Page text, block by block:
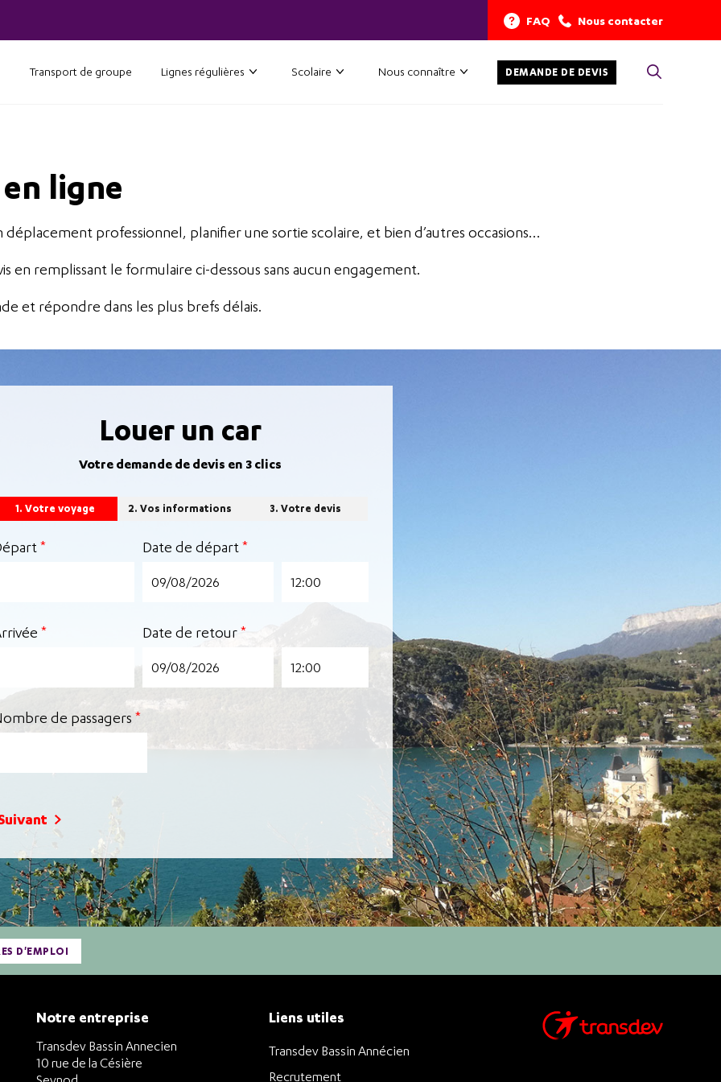
FAQ Nous contacter
Transport de groupe Lignes régulières Scolaire Nous connaître DEMANDE DE DEVIS
ligne
professionnel, planifier une sortie scolaire, et bien d’autres occasions…
en remplissant le formulaire ci-dessous sans aucun engagement.
et répondre dans les plus brefs délais.
Louer un car
Votre demande de devis en 3 clics
1. Votre voyage 2. Vos informations 3. Votre devis
* Date de départ*
* Date de retour*
de passagers *
D'EMPLOI
Notre entreprise
Transdev Bassin Annecien
10 rue de la Césière
Liens utiles
Transdev Bassin Annécien
Recrutement